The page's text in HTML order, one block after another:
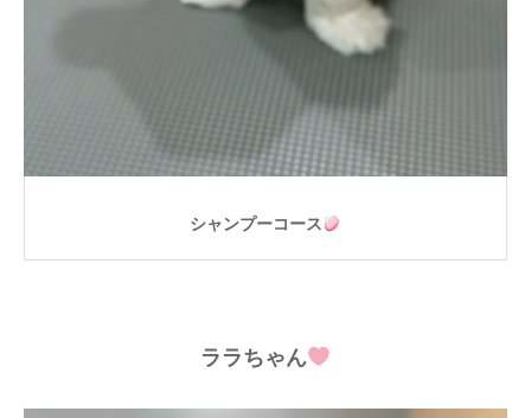
シャンプーコース
ララちゃん